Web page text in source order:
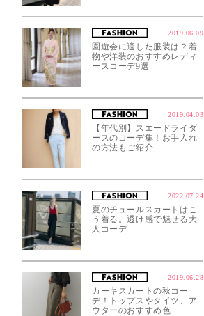
2019.06.09
園遊会に適した服装は？着
物や洋装のおすすめレディ
ースコーデ9選
2019.04.03
【年代別】スエードライダ
ースのコーデ集！お手入れ
の方法もご紹介
2022.07.24
夏のチュールスカートはこ
う着る。透け感で魅せる大
人コーデ
2019.06.28
カーキスカートの秋コー
デ！トップスやタイツ、ア
ウターのおすすめ色